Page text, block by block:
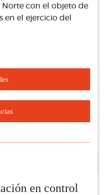
Norte con el objeto de
en el ejercicio del
en control